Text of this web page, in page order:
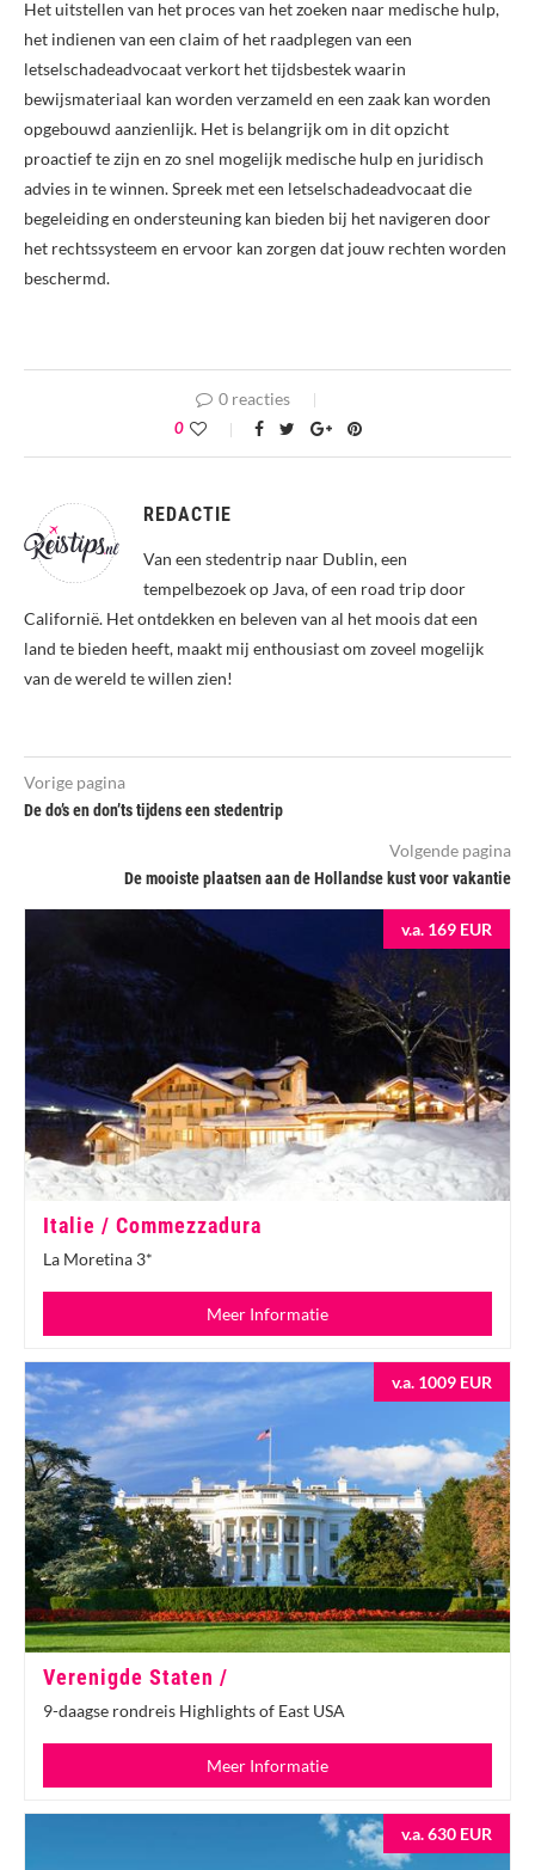
Het uitstellen van het proces van het zoeken naar medische hulp,
het indienen van een claim of het raadplegen van een
letselschadeadvocaat verkort het tijdsbestek waarin
bewijsmateriaal kan worden verzameld en een zaak kan worden
opgebouwd aanzienlijk. Het is belangrijk om in dit opzicht
proactief te zijn en zo snel mogelijk medische hulp en juridisch
advies in te winnen. Spreek met een letselschadeadvocaat die
begeleiding en ondersteuning kan bieden bij het navigeren door
het rechtssysteem en ervoor kan zorgen dat jouw rechten worden
beschermd.
0 reacties
0
REDACTIE
Van een stedentrip naar Dublin, een
tempelbezoek op Java, of een road trip door
Californië. Het ontdekken en beleven van al het moois dat een
land te bieden heeft, maakt mij enthousiast om zoveel mogelijk
van de wereld te willen zien!
Vorige pagina
De do’s en don’ts tijdens een stedentrip
Volgende pagina
De mooiste plaatsen aan de Hollandse kust voor vakantie
v.a. 169 EUR
Italie / Commezzadura
La Moretina 3*
Meer Informatie
v.a. 1009 EUR
Verenigde Staten /
9-daagse rondreis Highlights of East USA
Meer Informatie
v.a. 630 EUR